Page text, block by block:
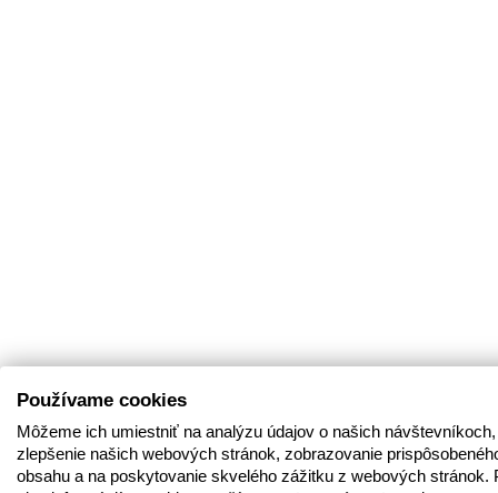
Používame cookies
Môžeme ich umiestniť na analýzu údajov o našich
zlepšenie našich webových stránok, zobrazovanie
obsahu a na poskytovanie skvelého zážitku z webových stránok.